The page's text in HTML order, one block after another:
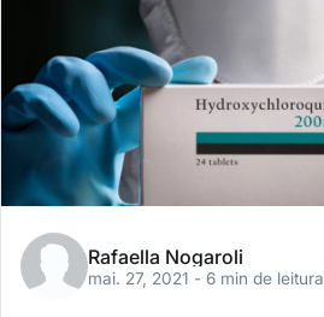
Rafaella Nogaroli
mai. 27, 2021 - 6 min de leitura